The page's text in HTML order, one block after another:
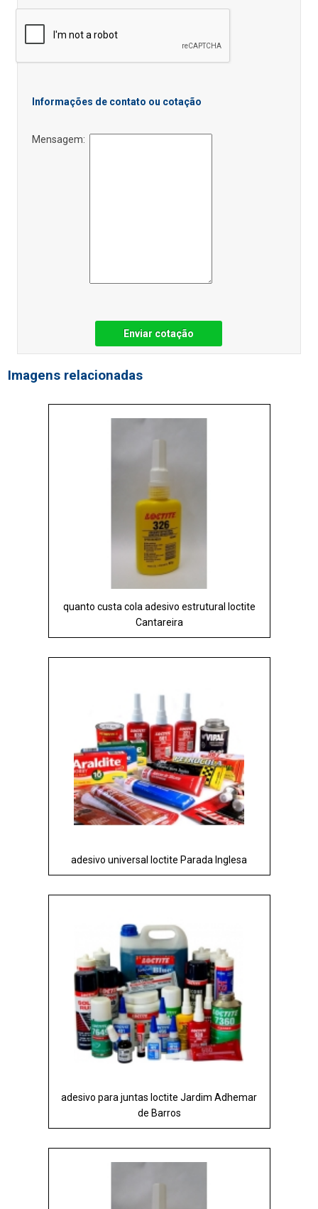
Informações de contato ou cotação
Mensagem:
Enviar cotação
Imagens relacionadas
quanto custa cola adesivo estrutural loctite
Cantareira
adesivo universal loctite Parada Inglesa
adesivo para juntas loctite Jardim Adhemar
de Barros